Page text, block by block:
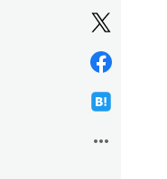
more_horiz